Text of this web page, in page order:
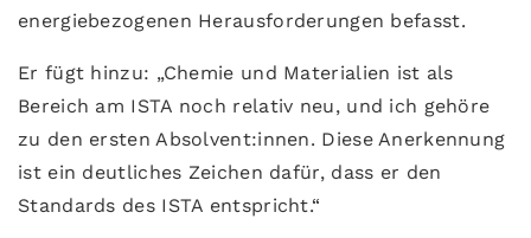
energiebezogenen Herausforderungen befasst.
Er fügt hinzu: „Chemie und Materialien ist als
Bereich am ISTA noch relativ neu, und ich gehöre
zu den ersten Absolvent:innen. Diese Anerkennung
ist ein deutliches Zeichen dafür, dass er den
Standards des ISTA entspricht.“